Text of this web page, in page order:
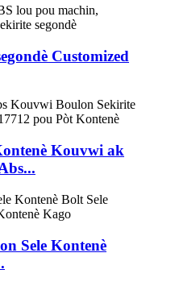
Customized
Kouvwi ak
Sele Kontenè